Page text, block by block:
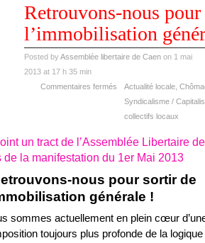
Retrouvons-nous
l’immobilisation
Posted byAssemblée libertaire de Caenon 1 mai
2013 at 17 h 35 min
Actualité locale,
Syndicalisme /
collectifs locaux
Commentaires fermés
un tract de l’Assemblée Libertaire
de la manifestation du 1er Mai 2013
nous pour sortir de
générale !
sommes actuellement en plein cœur
toujours plus profonde de la